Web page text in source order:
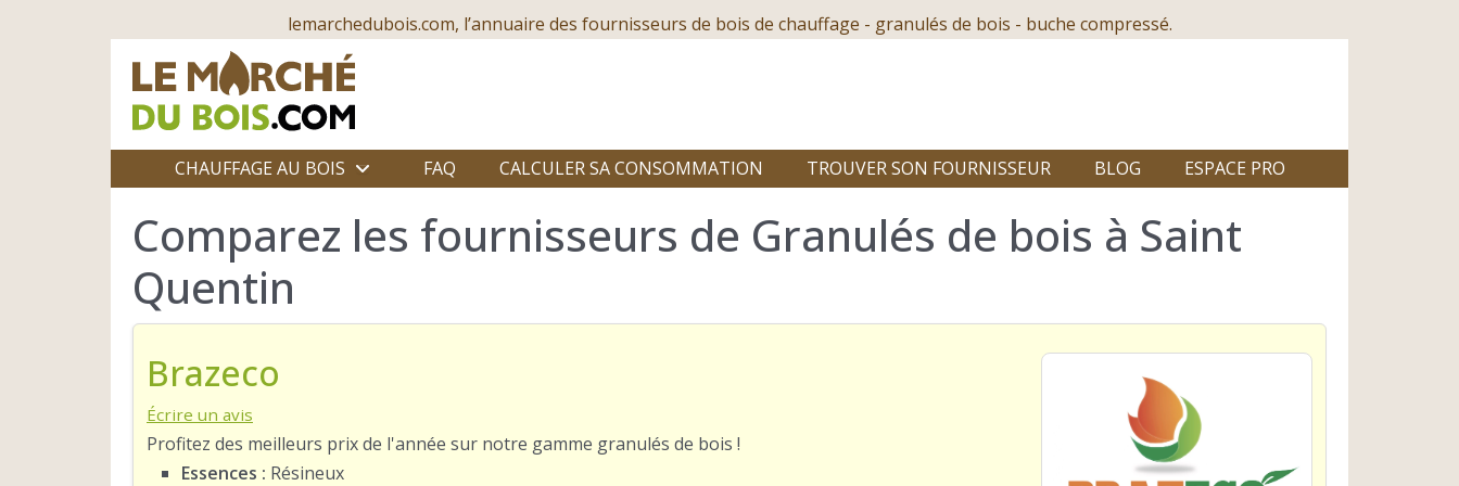
lemarchedubois.com, l’annuaire des fournisseurs de bois de chauffage - granulés de bois - buche compressé.
CHAUFFAGE AU BOIS FAQ CALCULER SA CONSOMMATION TROUVER SON FOURNISSEUR BLOG ESPACE PRO
Comparez les fournisseurs de Granulés de bois à Saint
Quentin
Brazeco
Écrire un avis
Profitez des meilleurs prix de l'année sur notre gamme granulés de bois !
Essences : Résineux